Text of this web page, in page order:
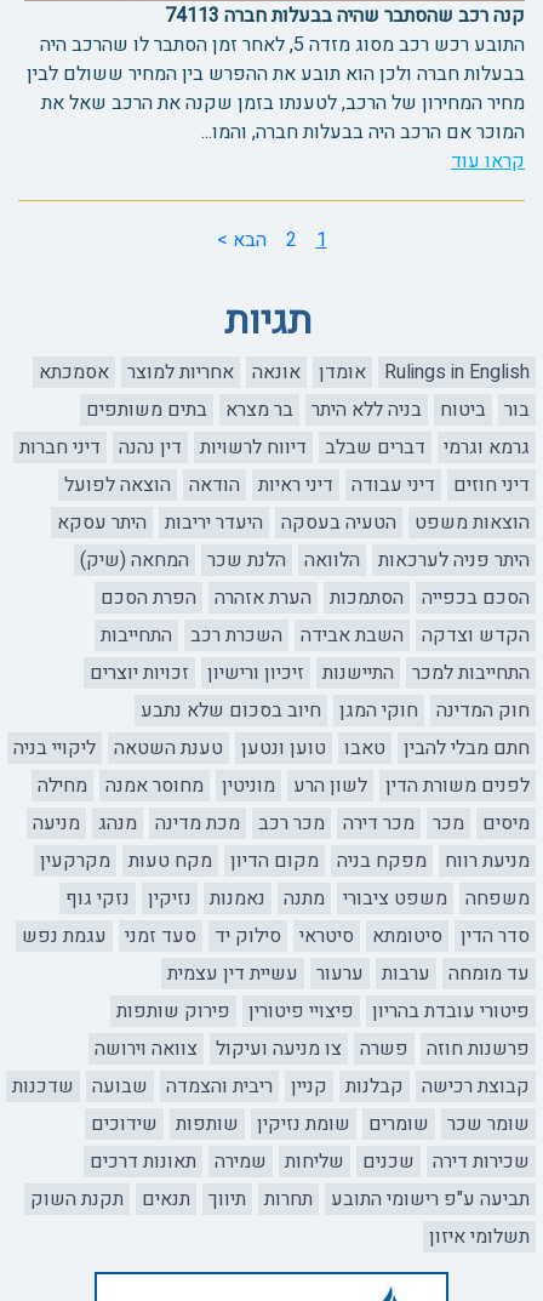
קנה רכב שהסתבר שהיה בבעלות חברה 74113
התובע רכש רכב מסוג מזדה 5, לאחר זמן הסתבר לו שהרכב היה
בבעלות חברה ולכן הוא תובע את ההפרש בין המחיר ששולם לבין
מחיר המחירון של הרכב, לטענתו בזמן שקנה את הרכב שאל את
המוכר אם הרכב היה בבעלות חברה, והמו...
קראו עוד
1
2 הבא >
תגיות
Rulings in English אומדן אונאה אחריות למוצר
אסמכתא
בור
ביטוח בניה ללא היתר בר מצרא
בתים משותפים
גרמא וגרמי
דברים שבלב דיווח לרשויות דין נהנה
דיני חברות
דיני חוזים
דיני עבודה דיני ראיות הודאה
הוצאה לפועל
הוצאות משפט
הטעיה בעסקה היעדר יריבות
היתר עסקא
היתר פניה לערכאות
הלוואה הלנת שכר
המחאה (שיק)
הסכם בכפייה
הסתמכות הערת אזהרה
הפרת הסכם
הקדש וצדקה
השבת אבידה השכרת רכב
התחייבות
התחייבות למכר
התיישנות זיכיון ורישיון
זכויות יוצרים
חוק המדינה
חוקי המגן
חיוב בסכום שלא נתבע
חתם מבלי להבין
טאבו טוען ונטען טענת השטאה
ליקויי בניה
לפנים משורת הדין
לשון הרע מוניטין מחוסר אמנה
מחילה
מיסים
מכר מכר דירה מכר רכב מכת מדינה מנהג
מניעה
מניעת רווח
מפקח בניה מקום הדיון מקח טעות
מקרקעין
משפחה
משפט ציבורי מתנה נאמנות נזיקין
נזקי גוף
סדר הדין
סיטומתא סיטראי סילוק יד סעד זמני
עגמת נפש
עד מומחה
ערבות ערעור
עשיית דין עצמית
פיטורי עובדת בהריון
פיצויי פיטורין
פירוק שותפות
פרשנות חוזה
פשרה צו מניעה ועיקול
צוואה וירושה
קבוצת רכישה
קבלנות קניין ריבית והצמדה שבועה
שדכנות
שומר שכר
שומרים שומת נזיקין שותפות
שידוכים
שכירות דירה
שכנים שליחות שמירה
תאונות דרכים
תביעה ע"פ רישומי התובע
תחרות תיווך תנאים
תקנת השוק
תשלומי איזון